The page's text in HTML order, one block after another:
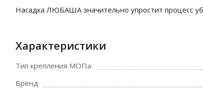
Насадка ЛЮБАША значительно упростит процесс
Характеристики
Тип крепления МОПа
Бренд